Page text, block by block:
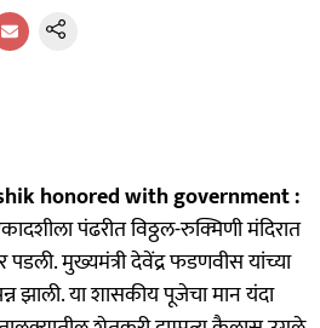
honored with government :
पंढरीत विठ्ठल-रुक्मिणी मंदिरात
पडली. मुख्यमंत्री देवेंद्र फडणवीस यांच्या
झाली. या शासकीय पूजेचा मान यंदा